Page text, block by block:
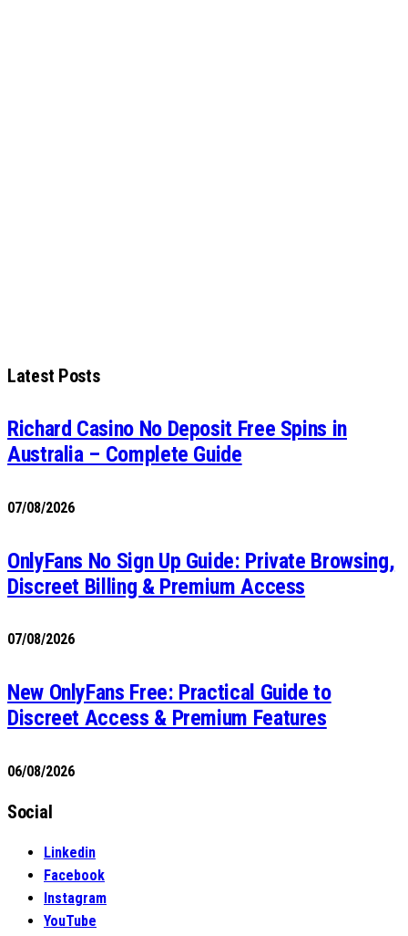
Latest Posts
Richard Casino No Deposit Free Spins in
Australia – Complete Guide
07/08/2026
OnlyFans No Sign Up Guide: Private Browsing,
Discreet Billing & Premium Access
07/08/2026
New OnlyFans Free: Practical Guide to
Discreet Access & Premium Features
06/08/2026
Social
Linkedin
Facebook
Instagram
YouTube